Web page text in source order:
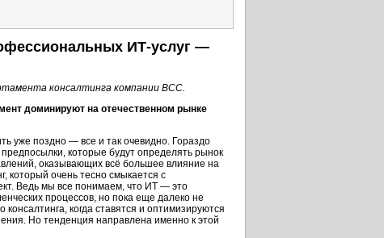
ИТ-услуг —
консалтинга компании ВСС.
доминируют на отечественном рынке
уже поздно — все и так очевидно. Гораздо
которые будут определять рынок
оказывающих всё большее влияние на
который очень тесно смыкается с
Ведь мы все понимаем, что ИТ — это
процессов, но пока еще далеко не
консалтинга, когда ставятся и оптимизируются
. Но тенденция направлена именно к этой